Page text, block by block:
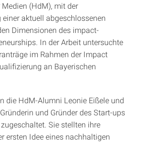
(HdM), mit der
aktuell abgeschlossenen
Dimensionen des impact-
In der Arbeit untersuchte
im Rahmen der Impact
an Bayerischen
die HdM-Alumni Leonie Eißele und
und Gründer des Start-ups
zugeschaltet. Sie stellten ihre
ersten Idee eines nachhaltigen